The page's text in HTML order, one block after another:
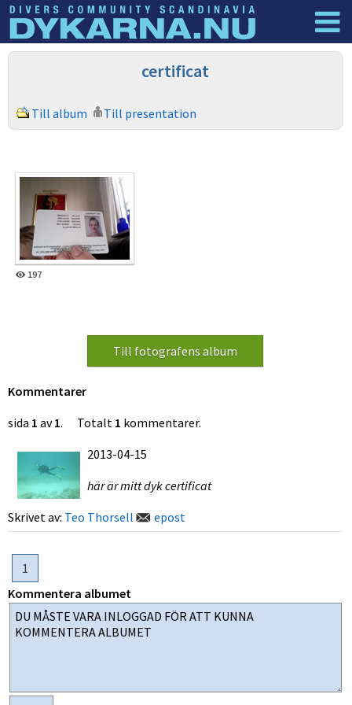
Dyknyheter certificat
Till album Till presentation
197
Kommentarer
sida 1 av1. Totalt 1 kommentarer.
2013-04-15
här är mitt dyk certificat
Skrivet av: Teo Thorsell epost
1
Kommentera albumet